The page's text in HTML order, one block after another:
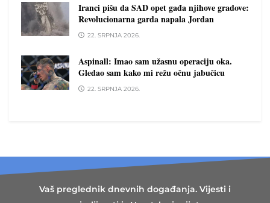
Iranci pišu da SAD opet gađa njihove gradove:
Revolucionarna garda napala Jordan
22. SRPNJA 2026.
Aspinall: Imao sam užasnu operaciju oka.
Gledao sam kako mi režu očnu jabučicu
22. SRPNJA 2026.
Vaš preglednik dnevnih događanja. Vijesti i